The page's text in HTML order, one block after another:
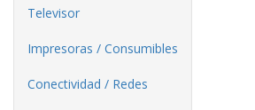
Televisor
Impresoras / Consumibles
Conectividad / Redes